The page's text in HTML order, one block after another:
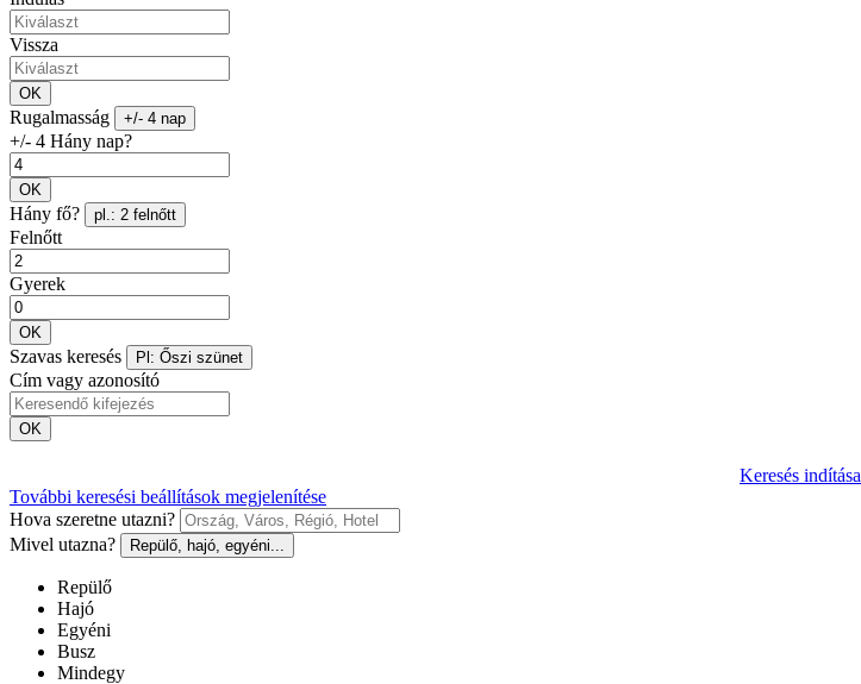
Vissza
OK
Rugalmasság +/- 4 nap
+/- 4 Hány nap?
OK
Hány fő? pl.: 2 felnőtt
Felnőtt
Gyerek
OK
Szavas keresés Pl: Őszi szünet
Cím vagy azonosító
OK
Keresés indítása
További keresési beállítások megjelenítése
Hova szeretne utazni?
Mivel utazna?
Repülő, hajó, egyéni...
Repülő
Hajó
Egyéni
Busz
Mindegy